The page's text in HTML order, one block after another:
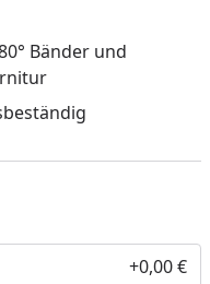
Bänder und
+0,00 €